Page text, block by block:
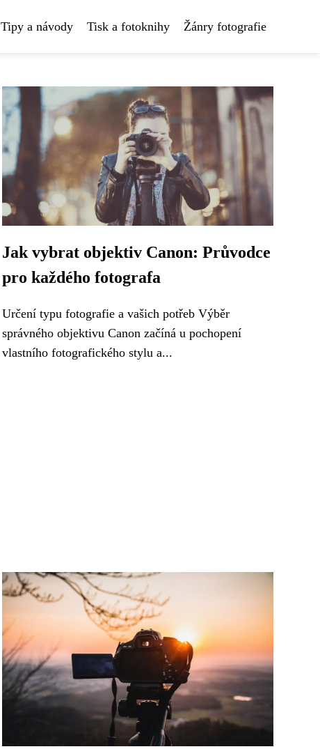
Tipy a návody Tisk a fotoknihy Žánry fotografie
Jak vybrat objektiv Canon: Průvodce
pro každého fotografa
Určení typu fotografie a vašich potřeb Výběr
správného objektivu Canon začíná u pochopení
vlastního fotografického stylu a...